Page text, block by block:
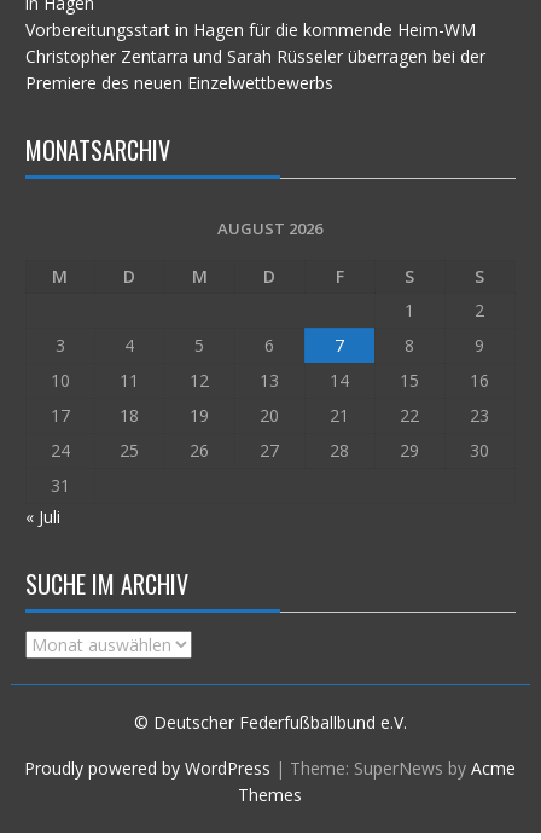
Vorbereitungsstart in Hagen für die kommende Heim-WM
Christopher Zentarra und Sarah Rüsseler überragen bei der
Premiere des neuen Einzelwettbewerbs
MONATSARCHIV
AUGUST 2026
M D M D F S
S
1
2
3
4 5 6 7 8
9
10
11 12 13 14 15
16
17
18 19 20 21 22
23
24
25 26 27 28 29
30
31
« Juli
SUCHE IM ARCHIV
Suche
© Deutscher Federfußballbund e.V.
Proudly powered by WordPress | Theme: SuperNews byAcme
Themes